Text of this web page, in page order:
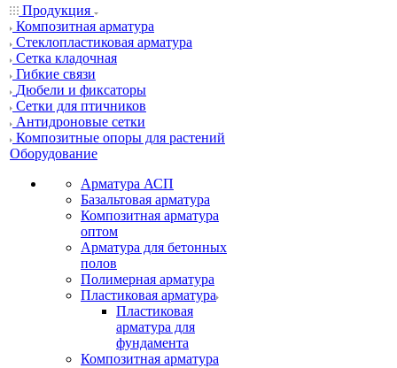
Продукция
Композитная арматура
Cтеклопластиковая арматура
Сетка кладочная
Гибкие связи
Дюбели и фиксаторы
Сетки для птичников
Антидроновые сетки
Композитные опоры для растений
Оборудование
Арматура АСП
Базальтовая арматура
Композитная арматура
оптом
Арматура для бетонных
полов
Полимерная арматура
Пластиковая арматура
Пластиковая
арматура для
фундамента
Композитная арматура